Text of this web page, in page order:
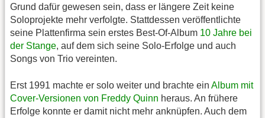
Grund dafür gewesen sein, dass er längere Zeit keine
Soloprojekte mehr verfolgte. Stattdessen veröffentlichte
seine Plattenfirma sein erstes Best-Of-Album 10 Jahre bei
der Stange, auf dem sich seine Solo-Erfolge und auch
Songs von Trio vereinten.
Erst 1991 machte er solo weiter und brachte ein Album mit
Cover-Versionen von Freddy Quinn heraus. An frühere
Erfolge konnte er damit nicht mehr anknüpfen. Auch dem